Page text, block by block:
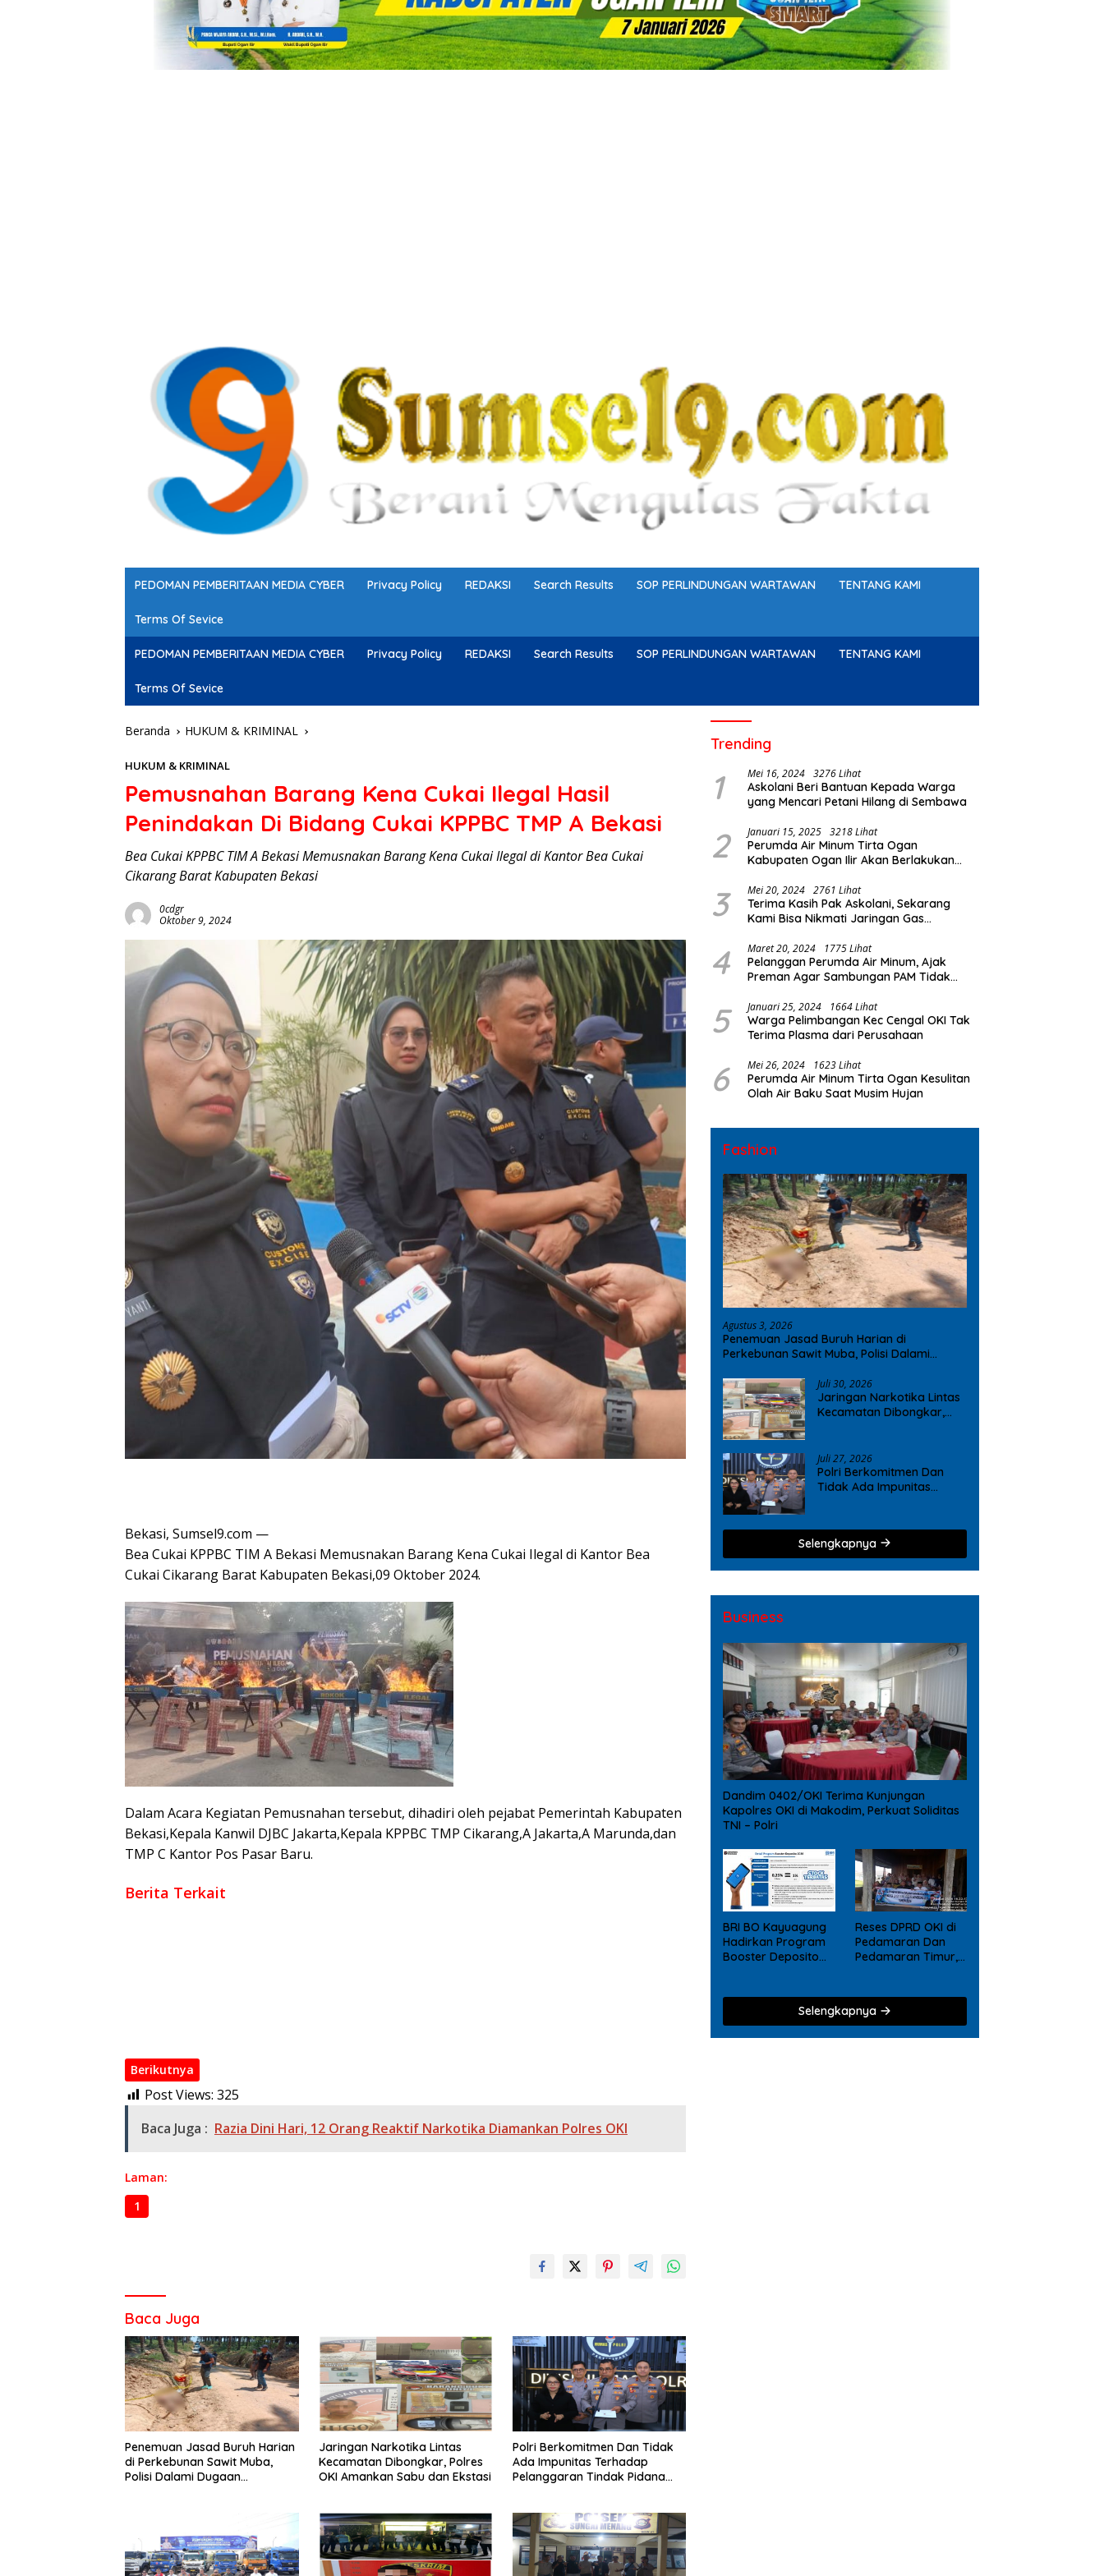
PEDOMAN PEMBERITAAN MEDIA CYBER Privacy Policy REDAKSI Search Results SOP PERLINDUNGAN WARTAWAN TENTANG KAMI
Terms Of Sevice
PEDOMAN PEMBERITAAN MEDIA CYBER Privacy Policy REDAKSI Search Results SOP PERLINDUNGAN WARTAWAN TENTANG KAMI
Terms Of Sevice
Beranda HUKUM & KRIMINAL
HUKUM & KRIMINAL
Pemusnahan Barang Kena Cukai Ilegal Hasil
Penindakan Di Bidang Cukai KPPBC TMP A Bekasi
Bea Cukai KPPBC TIM A Bekasi Memusnakan Barang Kena Cukai Ilegal di Kantor Bea Cukai
Cikarang Barat Kabupaten Bekasi
0cdgr
Oktober 9, 2024
Bekasi, Sumsel9.com —
Bea Cukai KPPBC TIM A Bekasi Memusnakan Barang Kena Cukai Ilegal di Kantor Bea
Cukai Cikarang Barat Kabupaten Bekasi,09 Oktober 2024.
Dalam Acara Kegiatan Pemusnahan tersebut, dihadiri oleh pejabat Pemerintah Kabupaten
Bekasi,Kepala Kanwil DJBC Jakarta,Kepala KPPBC TMP Cikarang,A Jakarta,A Marunda,dan
TMP C Kantor Pos Pasar Baru.
Berita Terkait
Berikutnya
Post Views: 325
Baca Juga : Razia Dini Hari, 12 Orang Reaktif Narkotika Diamankan Polres OKI
Laman:
1
Baca Juga
Penemuan Jasad Buruh Harian
di Perkebunan Sawit Muba,
Polisi Dalami Dugaan
Jaringan Narkotika Lintas
Kecamatan Dibongkar, Polres
OKI Amankan Sabu dan Ekstasi
Polri Berkomitmen Dan Tidak
Ada Impunitas Terhadap
Pelanggaran Tindak Pidana
Trending
1 Mei 16, 2024 3276 Lihat
Askolani Beri Bantuan Kepada Warga
yang Mencari Petani Hilang di Sembawa
2 Januari 15, 2025 3218 Lihat
Perumda Air Minum Tirta Ogan
Kabupaten Ogan Ilir Akan Berlakukan
3 Mei 20, 2024 2761 Lihat
Terima Kasih Pak Askolani, Sekarang
Kami Bisa Nikmati Jaringan Gas
4 Maret 20, 2024 1775 Lihat
Pelanggan Perumda Air Minum, Ajak
Preman Agar Sambungan PAM Tidak
5 Januari 25, 2024 1664 Lihat
Warga Pelimbangan Kec Cengal OKI Tak
Terima Plasma dari Perusahaan
6 Mei 26, 2024 1623 Lihat
Perumda Air Minum Tirta Ogan Kesulitan
Olah Air Baku Saat Musim Hujan
Fashion
Agustus 3, 2026
Penemuan Jasad Buruh Harian di
Perkebunan Sawit Muba, Polisi Dalami
Juli 30, 2026
Jaringan Narkotika Lintas
Kecamatan Dibongkar,
Juli 27, 2026
Polri Berkomitmen Dan
Tidak Ada Impunitas
Selengkapnya
Business
Dandim 0402/OKI Terima Kunjungan
Kapolres OKI di Makodim, Perkuat Soliditas
TNI – Polri
BRI BO Kayuagung
Hadirkan Program
Booster Deposito
bagi Nasabah
Deposito Digital
Reses DPRD OKI di
Pedamaran Dan
Pedamaran Timur,
Memperjuangkan
Usulan Masyarakat
Selengkapnya